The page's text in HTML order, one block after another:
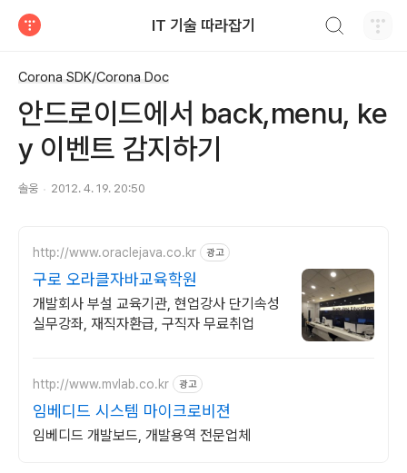
IT 기술 따라잡기
Corona SDK/Corona Doc
안드로이드에서 back,menu, ke
y 이벤트 감지하기
솔웅 2012. 4. 19. 20:50
http://www.oraclejava.co.kr 광고
구로 오라클자바교육학원
개발회사 부설 교육기관, 현업강사 단기속성
실무강좌, 재직자환급, 구직자 무료취업
http://www.mvlab.co.kr 광고
임베디드 시스템 마이크로비젼
임베디드 개발보드, 개발용역 전문업체